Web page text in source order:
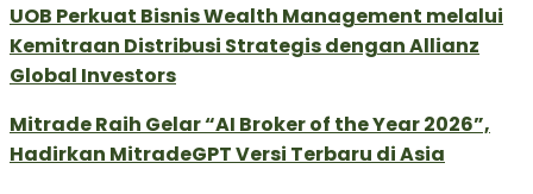
UOB Perkuat Bisnis Wealth Management melalui
Kemitraan Distribusi Strategis dengan Allianz
Global Investors
Mitrade Raih Gelar “AI Broker of the Year 2026”,
Hadirkan MitradeGPT Versi Terbaru di Asia